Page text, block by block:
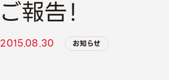
ご報告！
2015.08.30 お知らせ